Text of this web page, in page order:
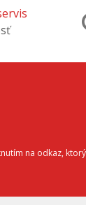
na odkaz,